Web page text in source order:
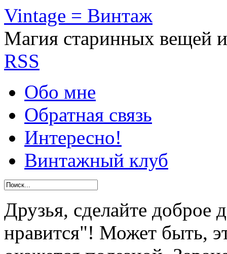
Vintage = Винтаж
Магия старинных вещей
RSS
Обо мне
Обратная связь
Интересно!
Винтажный клуб
Друзья, сделайте
нравится"! Может быть,